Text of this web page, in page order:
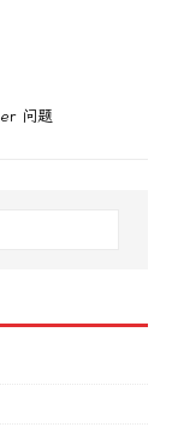
问题